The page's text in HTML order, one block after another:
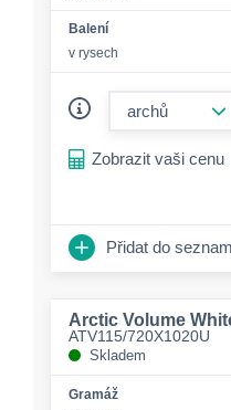
Balení
v rysech
Zobrazit vaši cenu
Přidat do
Arctic Volume
ATV115/720X1020U
Skladem
Gramáž